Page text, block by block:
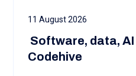
11 August 2026
Software, data,
Codehive